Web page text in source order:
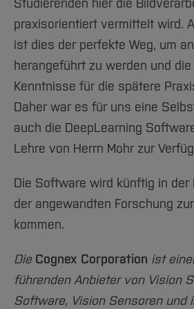
Studierenden hier die
praxisorientiert vermittelt wird.
ist dies der perfekte Weg, um
herangeführt zu werden und
Kenntnisse für die spätere
Daher war es für uns eine
auch die DeepLearning
Lehre von Herrn Mohr zur
Die Software wird künftig in der
der angewandten Forschung
kommen.
Die Cognex Corporation ist
führenden Anbieter von Vision
Software, Vision Sensoren und